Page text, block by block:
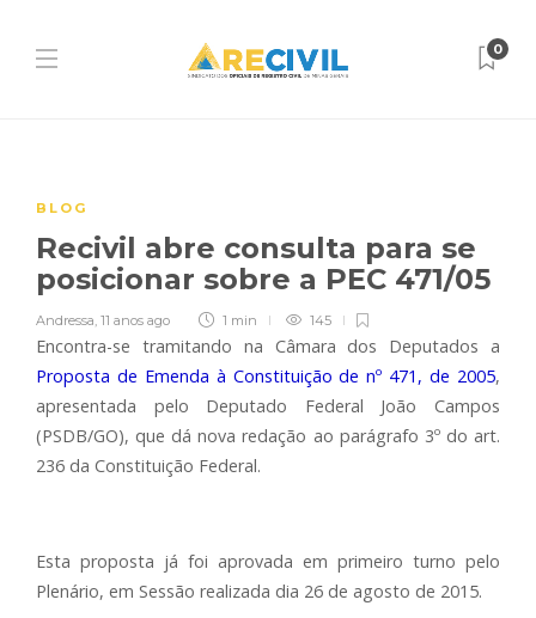
0
BLOG
Recivil abre consulta para se
posicionar sobre a PEC 471/05
Andressa, 11 anos ago 1 min 145
Encontra-se tramitando na Câmara dos Deputados a
Proposta de Emenda à Constituição de nº 471, de 2005,
apresentada pelo Deputado Federal João Campos
(PSDB/GO), que dá nova redação ao parágrafo 3º do art.
236 da Constituição Federal.
Esta proposta já foi aprovada em primeiro turno pelo
Plenário, em Sessão realizada dia 26 de agosto de 2015.